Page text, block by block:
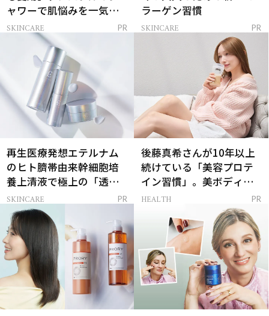
ャワーで肌悩みを一気に
解決
SKINCARE PR
ラーゲン習慣
SKINCARE PR
再生医療発想エテルナム
のヒト臍帯由来幹細胞培
養上清液で極上の「透明
感ハリ肌」へ
SKINCARE PR
後藤真希さんが10年以上
続けている「美容プロテ
イン習慣」。美ボディを
支える朝ルーティンと
HEALTH PR